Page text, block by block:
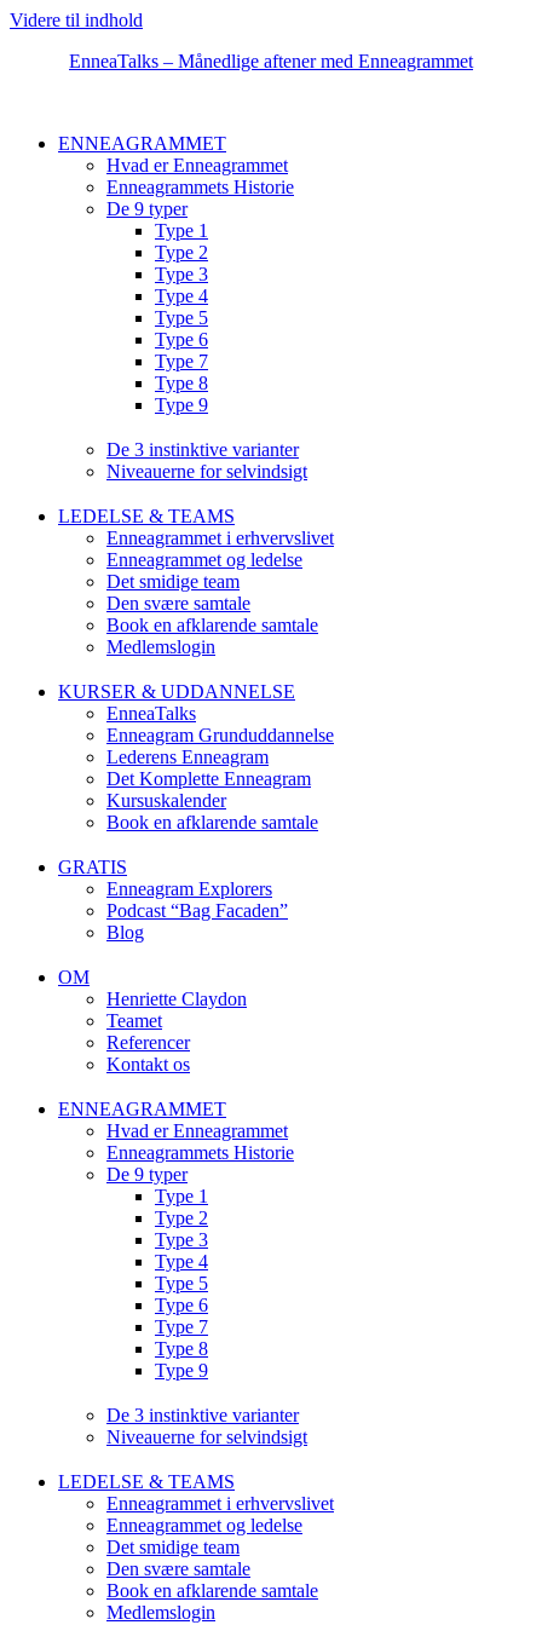
Videre til indhold
EnneaTalks – Månedlige aftener med Enneagrammet
ENNEAGRAMMET
Hvad er Enneagrammet
Enneagrammets Historie
De 9 typer
Type 1
Type 2
Type 3
Type 4
Type 5
Type 6
Type 7
Type 8
Type 9
De 3 instinktive varianter
Niveauerne for selvindsigt
LEDELSE & TEAMS
Enneagrammet i erhvervslivet
Enneagrammet og ledelse
Det smidige team
Den svære samtale
Book en afklarende samtale
Medlemslogin
KURSER & UDDANNELSE
EnneaTalks
Enneagram Grunduddannelse
Lederens Enneagram
Det Komplette Enneagram
Kursuskalender
Book en afklarende samtale
GRATIS
Enneagram Explorers
Podcast “Bag Facaden”
Blog
OM
Henriette Claydon
Teamet
Referencer
Kontakt os
ENNEAGRAMMET
Hvad er Enneagrammet
Enneagrammets Historie
De 9 typer
Type 1
Type 2
Type 3
Type 4
Type 5
Type 6
Type 7
Type 8
Type 9
De 3 instinktive varianter
Niveauerne for selvindsigt
LEDELSE & TEAMS
Enneagrammet i erhvervslivet
Enneagrammet og ledelse
Det smidige team
Den svære samtale
Book en afklarende samtale
Medlemslogin